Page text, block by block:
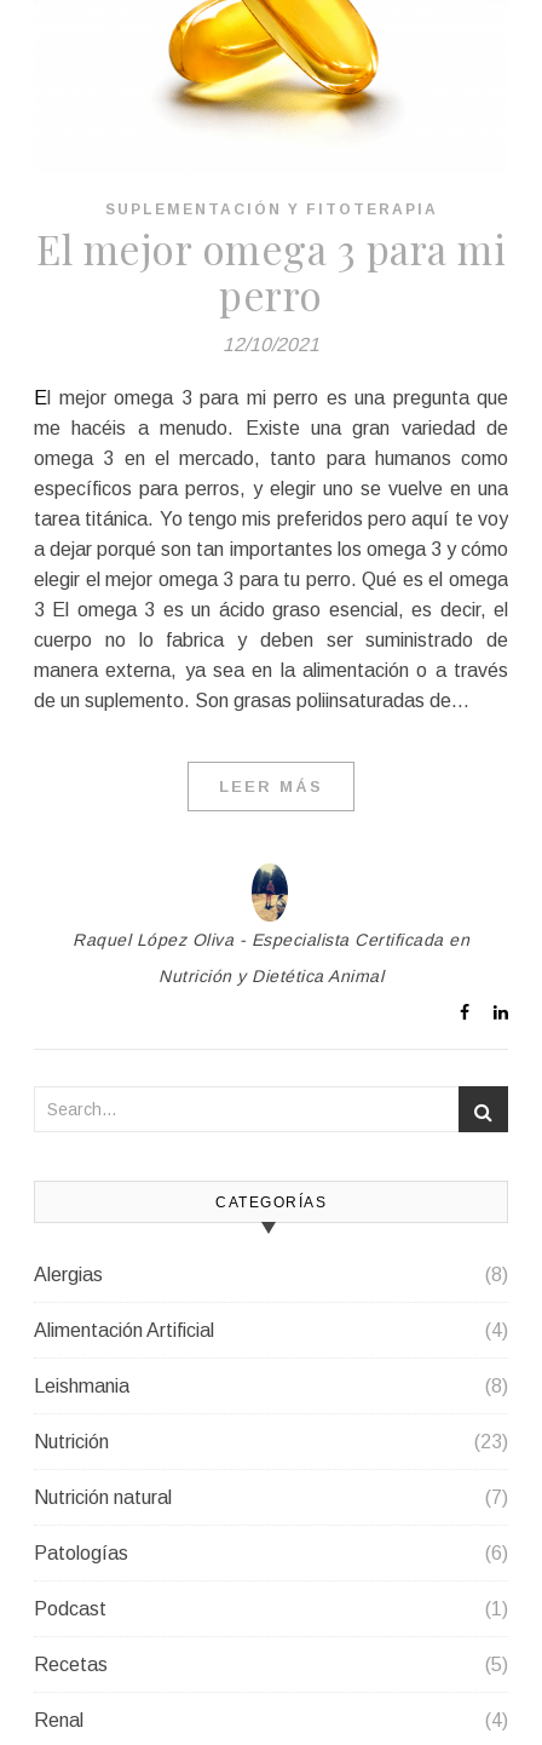
SUPLEMENTACIÓN Y FITOTERAPIA
El mejor omega 3 para mi
perro
12/10/2021
El mejor omega 3 para mi perro es una pregunta que
me hacéis a menudo. Existe una gran variedad de
omega 3 en el mercado, tanto para humanos como
específicos para perros, y elegir uno se vuelve en una
tarea titánica. Yo tengo mis preferidos pero aquí te voy
a dejar porqué son tan importantes los omega 3 y cómo
elegir el mejor omega 3 para tu perro. Qué es el omega
3 El omega 3 es un ácido graso esencial, es decir, el
cuerpo no lo fabrica y deben ser suministrado de
manera externa, ya sea en la alimentación o a través
de un suplemento. Son grasas poliinsaturadas de…
LEER MÁS
Raquel López Oliva - Especialista Certificada en
Nutrición y Dietética Animal
CATEGORÍAS
Alergias (8)
Alimentación Artificial (4)
Leishmania (8)
Nutrición (23)
Nutrición natural (7)
Patologías (6)
Podcast (1)
Recetas (5)
Renal (4)